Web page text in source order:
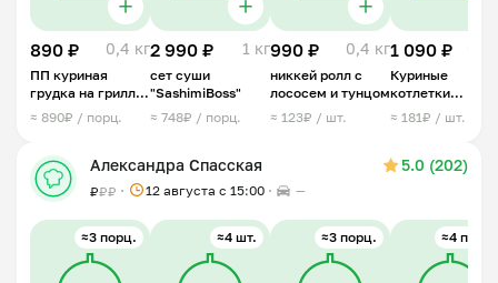
890 ₽ 0,4 кг
ПП куриная
грудка на грилле
с тартаром из
≈ 890₽ / порц.
2 990 ₽ 1 кг
сет суши
"SashimiBoss"
≈ 748₽ / порц.
990 ₽ 0,4 кг
никкей ролл с
лососем и тунцом
≈ 123₽ / шт.
1 090 ₽
Куриные
котлетки
«Мамины»
≈ 181₽ / шт.
Александра Спасская 5.0 (202)
₽₽₽ 12 августа с 15:00 —
≈3 порц. ≈4 шт. ≈3 порц. ≈4 порц.